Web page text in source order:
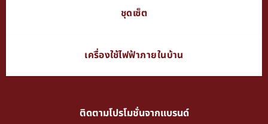
ชุดเซ็ต
เครื่องใช้ไฟฟ้าภายในบ้าน
ติดตามโปรโมชั่นจากแบรนด์